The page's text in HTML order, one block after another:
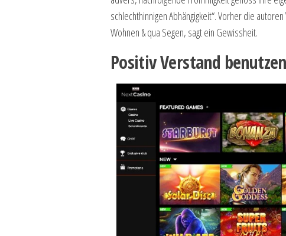
schlechthinnigen Abhängigkeit“. Vorher die
Wohnen & qua Segen, sagt ein Gewissheit.
Positiv Verstand